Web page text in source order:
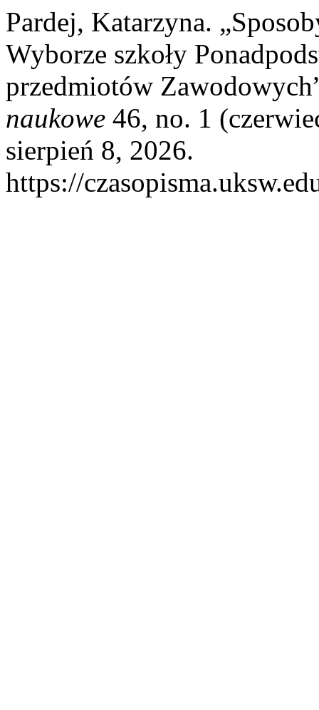
Pardej, Katarzyna.
Wyborze szkoły
przedmiotów
naukowe 46, no. 1
sierpień 8, 2026.
https://